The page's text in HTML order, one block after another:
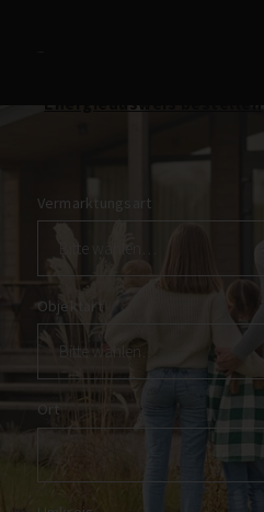
Energieausweis bestellen
Vermarktungsart
Objektart
Ort